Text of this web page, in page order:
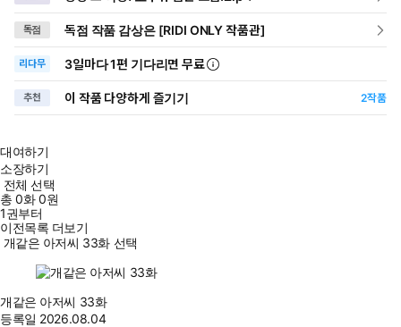
독점 독점 작품 감상은 [RIDI ONLY 작품관]
리다무 3일마다1편 기다리면 무료
추천 이 작품 다양하게 즐기기 2작품
대여하기
소장하기
전체 선택
총0화0원
1권부터
이전목록 더보기
개같은 아저씨 33화 선택
개같은 아저씨 33화
등록일 2026.08.04